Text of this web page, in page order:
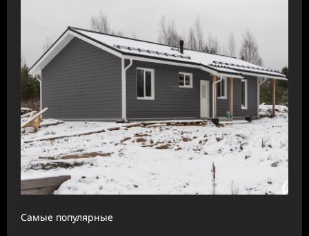
Самые популярные